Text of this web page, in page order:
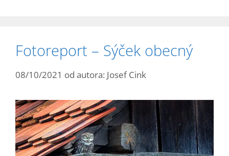
Fotoreport – Sýček obecný
08/10/2021 od autora: Josef Cink